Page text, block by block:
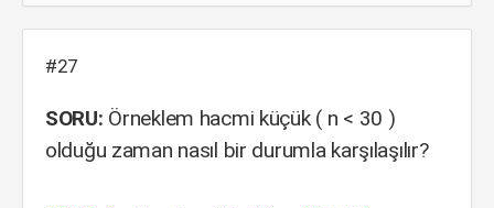
#27
SORU: Örneklem hacmi küçük ( n < 30 )
olduğu zaman nasıl bir durumla karşılaşılır?